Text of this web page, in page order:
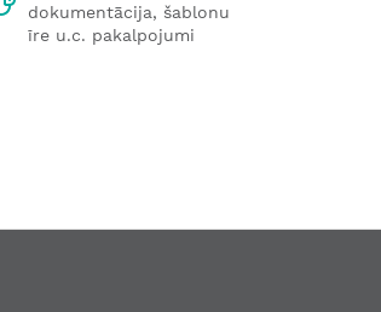
dokumentācija, šablonu
īre u.c. pakalpojumi